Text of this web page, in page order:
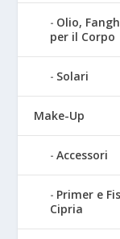
Olio,
per il Corpo
Solari
Make-Up
Accessori
Primer e
Cipria